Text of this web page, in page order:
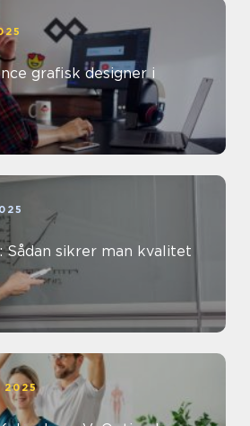
grafisk designer i
Sådan sikrer man kvalitet
2025